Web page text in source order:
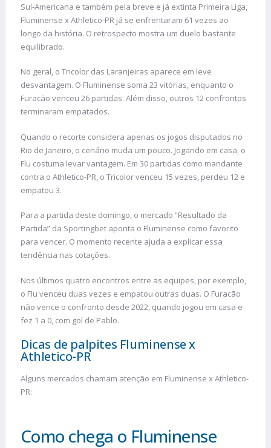
Sul-Americana e também pela breve e já extinta Primeira Liga,
Fluminense x Athletico-PR já se enfrentaram 61 vezes ao
longo da história. O retrospecto mostra um duelo bastante
equilibrado.
No geral, o Tricolor das Laranjeiras aparece em leve
desvantagem. O Fluminense soma 23 vitórias, enquanto o
Furacão venceu 26 partidas. Além disso, outros 12 confrontos
terminaram empatados.
Quando o recorte considera apenas os jogos disputados no
Rio de Janeiro, o cenário muda um pouco. Jogando em casa, o
Flu costuma levar vantagem. Em 30 partidas como mandante
contra o Athletico-PR, o Tricolor venceu 15 vezes, perdeu 12 e
empatou 3.
Para a partida deste domingo, o mercado “Resultado da
Partida” da Sportingbet aponta o Fluminense como favorito
para vencer. O momento recente ajuda a explicar essa
tendência nas cotações.
Nos últimos quatro encontros entre as equipes, por exemplo,
o Flu venceu duas vezes e empatou outras duas. O Furacão
não vence o confronto desde 2022, quando jogou em casa e
fez 1 a 0, com gol de Pablo.
Dicas de palpites Fluminense x
Athletico-PR
Alguns mercados chamam atenção em Fluminense x Athletico-
PR:
Como chega o Fluminense